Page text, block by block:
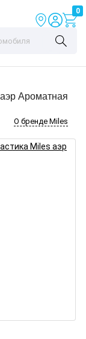
0
Ароматная
О бренде Miles